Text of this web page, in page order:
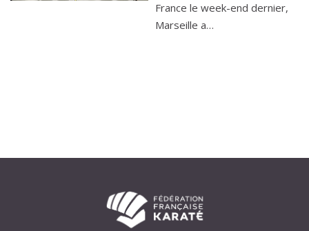
France le week-end dernier,
Marseille a…